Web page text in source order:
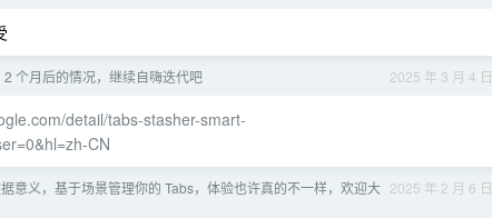
2025 年 3 月 4 日
2 个月后的情况，继续自嗨迭代吧
detail/tabs-stasher-smart-
CN
2025 年 2 月 6 日
意义，基于场景管理你的 Tabs，体验也许真的不一样，欢迎大